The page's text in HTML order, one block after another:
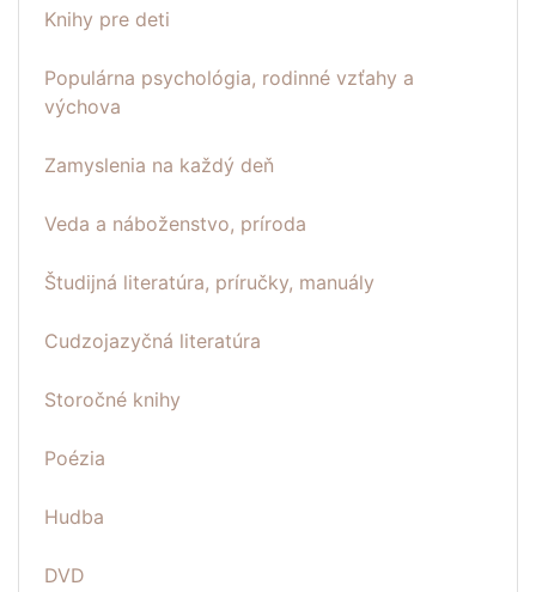
Knihy pre deti
Populárna psychológia, rodinné vzťahy a
výchova
Zamyslenia na každý deň
Veda a náboženstvo, príroda
Študijná literatúra, príručky, manuály
Cudzojazyčná literatúra
Storočné knihy
Poézia
Hudba
DVD